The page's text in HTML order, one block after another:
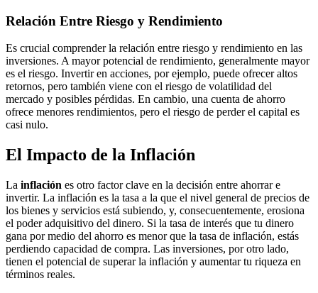
Relación Entre Riesgo y Rendimiento
Es crucial comprender la relación entre riesgo y rendimiento en las
inversiones. A mayor potencial de rendimiento, generalmente mayor
es el riesgo. Invertir en acciones, por ejemplo, puede ofrecer altos
retornos, pero también viene con el riesgo de volatilidad del
mercado y posibles pérdidas. En cambio, una cuenta de ahorro
ofrece menores rendimientos, pero el riesgo de perder el capital es
casi nulo.
El Impacto de la Inflación
La inflación es otro factor clave en la decisión entre ahorrar e
invertir. La inflación es la tasa a la que el nivel general de precios de
los bienes y servicios está subiendo, y, consecuentemente, erosiona
el poder adquisitivo del dinero. Si la tasa de interés que tu dinero
gana por medio del ahorro es menor que la tasa de inflación, estás
perdiendo capacidad de compra. Las inversiones, por otro lado,
tienen el potencial de superar la inflación y aumentar tu riqueza en
términos reales.